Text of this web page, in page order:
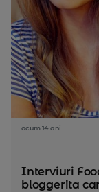
acum 14 ani
Interviuri
bloggerita